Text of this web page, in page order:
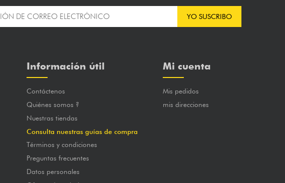
YO SUSCRIBO
Información útil
Contáctenos
Quiénes somos ?
Nuestras tiendas
Consulta nuestras guías de compra
Términos y condiciones
Preguntas frecuentes
Datos personales
Mi cuenta
Mis pedidos
mis direcciones